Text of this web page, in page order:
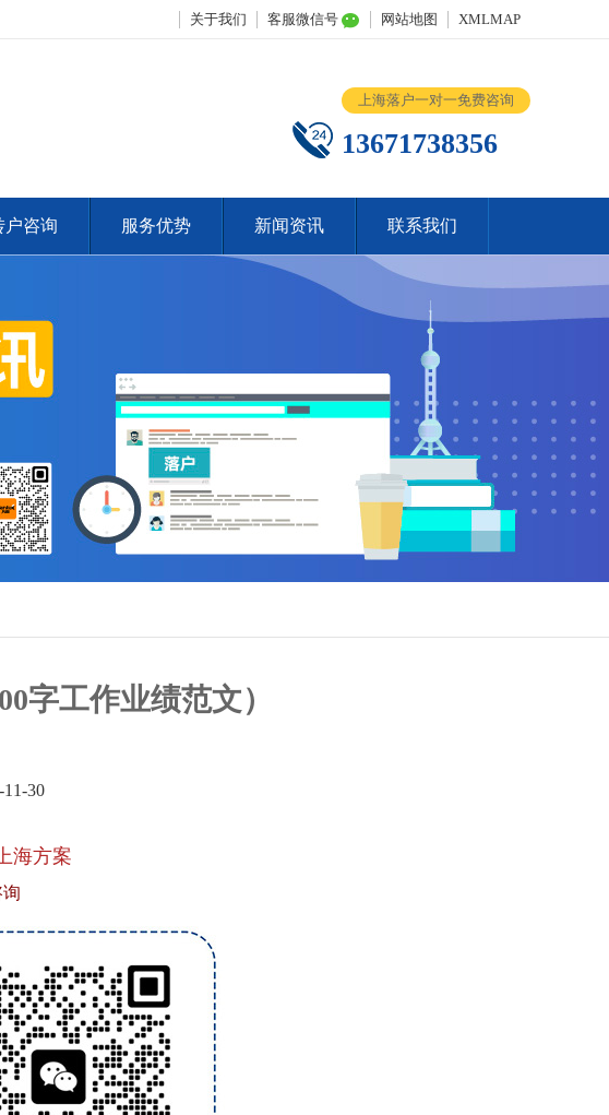
关于我们 客服微信号 网站地图 XMLMAP
上海落户一对一免费咨询
13671738356
户咨询 服务优势 新闻资讯 联系我们
字工作业绩范文）
30
海方案